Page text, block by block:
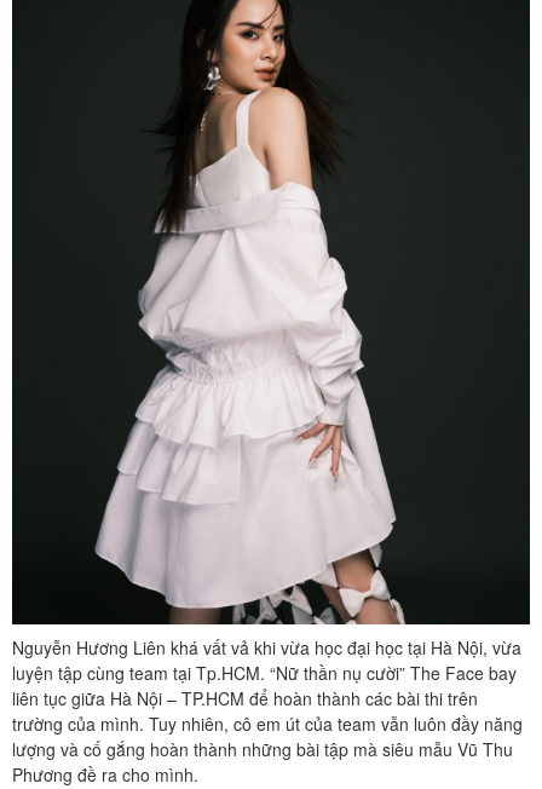
Nguyễn Hương Liên khá vất vả khi vừa học đại học tại Hà Nội, vừa
luyện tập cùng team tại Tp.HCM. “Nữ thần nụ cười” The Face bay
liên tục giữa Hà Nội – TP.HCM để hoàn thành các bài thi trên
trường của mình. Tuy nhiên, cô em út của team vẫn luôn đầy năng
lượng và cố gắng hoàn thành những bài tập mà siêu mẫu Vũ Thu
Phương đề ra cho mình.